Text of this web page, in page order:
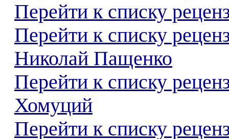
Перейти к списку
Перейти к списку
Николай Пащенко
Перейти к списку
Хомуций
Перейти к списку